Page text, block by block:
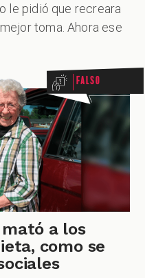
le pidió que recreara
toma. Ahora ese
Falso
a los
como se